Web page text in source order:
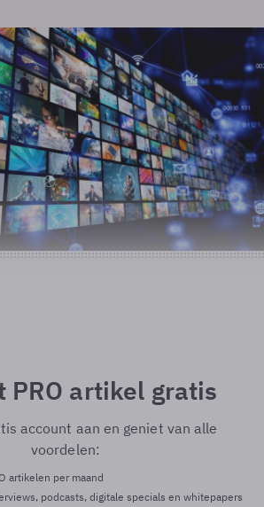
PRO artikel gratis
account aan en geniet van alle
voordelen:
artikelen per maand
podcasts, digitale specials en whitepapers